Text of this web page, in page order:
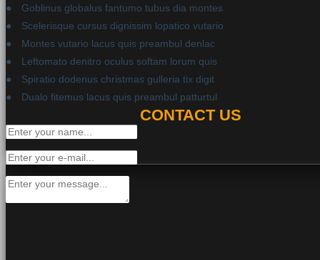
Goblinus globalus fantumo tubus dia montes
Scelerisque cursus dignissim lopatico vutario
Montes vutario lacus quis preambul denlac
Leftomato denitro oculus softam lorum quis
Spiratio dodenus christmas gulleria tix digit
Dualo fitemus lacus quis preambul patturtul
CONTACT US